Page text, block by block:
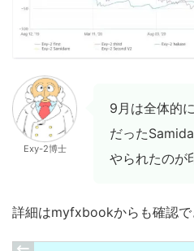
Exy-2博士
9月は全体的
だった
やられたのが
詳細はmyfxbookからも確認で